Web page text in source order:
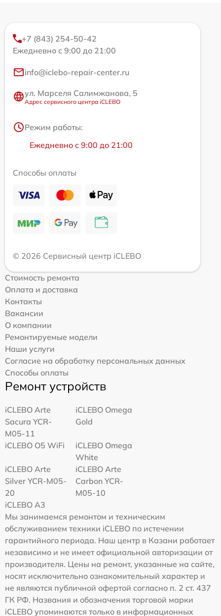
+7 (843) 254-50-42
Ежедневно с 9:00 до 21:00
info@iclebo-repair-center.ru
ул. Марселя Салимжанова, 5
Адрес сервисного центра iCLEBO
Режим работы:
Ежедневно с 9:00 до 21:00
Способы оплаты
© 2026 Сервисный центр iCLEBO
Стоимость ремонта
Оплата и доставка
Контакты
Вакансии
О компании
Ремонтируемые модели
Наши услуги
Согласие на обработку персональных данных
Способы оплаты
Ремонт устройств
iCLEBO Arte
Sacura YCR-
M05-11
iCLEBO Omega
Gold
iCLEBO O5 WiFi
iCLEBO Omega
White
iCLEBO Arte
Silver YCR-M05-
20
iCLEBO Arte
Carbon YCR-
M05-10
iCLEBO A3
Мы занимаемся ремонтом и техническим
обслуживанием техники iCLEBO по истечении
гарантийного периода. Наш центр в Казани работает
независимо и не имеет официальной авторизации от
производителя. Цены на ремонт, указанные на сайте,
носят исключительно ознакомительный характер и
не являются публичной офертой согласно п. 2 ст. 437
ГК РФ. Названия и обозначения торговой марки
iCLEBO упоминаются только в информационных